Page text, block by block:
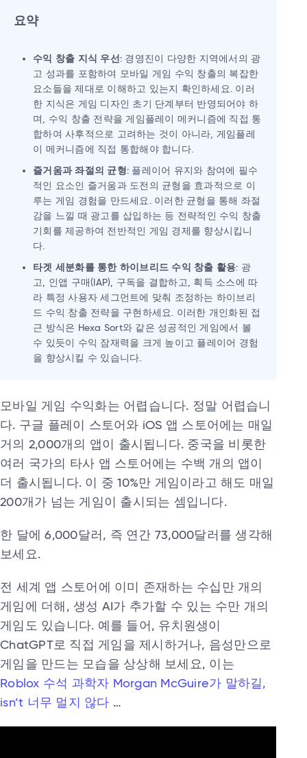
요약
수익 창출 지식 우선: 경영진이 다양한 지역에서의 광
고 성과를 포함하여 모바일 게임 수익 창출의 복잡한
요소들을 제대로 이해하고 있는지 확인하세요. 이러
한 지식은 게임 디자인 초기 단계부터 반영되어야 하
며, 수익 창출 전략을 게임플레이 메커니즘에 직접 통
합하여 사후적으로 고려하는 것이 아니라, 게임플레
이 메커니즘에 직접 통합해야 합니다.
즐거움과 좌절의 균형: 플레이어 유지와 참여에 필수
적인 요소인 즐거움과 도전의 균형을 효과적으로 이
루는 게임 경험을 만드세요. 이러한 균형을 통해 좌절
감을 느낄 때 광고를 삽입하는 등 전략적인 수익 창출
기회를 제공하여 전반적인 게임 경제를 향상시킵니
다.
타겟 세분화를 통한 하이브리드 수익 창출 활용: 광
고, 인앱 구매(IAP), 구독을 결합하고, 획득 소스에 따
라 특정 사용자 세그먼트에 맞춰 조정하는 하이브리
드 수익 창출 전략을 구현하세요. 이러한 개인화된 접
근 방식은 Hexa Sort와 같은 성공적인 게임에서 볼
수 있듯이 수익 잠재력을 크게 높이고 플레이어 경험
을 향상시킬 수 있습니다.
모바일 게임 수익화는 어렵습니다. 정말 어렵습니
다. 구글 플레이 스토어와 iOS 앱 스토어에는 매일
거의 2,000개의 앱이 출시됩니다. 중국을 비롯한
여러 국가의 타사 앱 스토어에는 수백 개의 앱이
더 출시됩니다. 이 중 10%만 게임이라고 해도 매일
200개가 넘는 게임이 출시되는 셈입니다.
한 달에 6,000달러, 즉 연간 73,000달러를 생각해
보세요.
전 세계 앱 스토어에 이미 존재하는 수십만 개의
게임에 더해, 생성 AI가 추가할 수 있는 수만 개의
게임도 있습니다. 예를 들어, 유치원생이
ChatGPT로 직접 게임을 제시하거나, 음성만으로
게임을 만드는 모습을 상상해 보세요, 이는
Roblox 수석 과학자 Morgan McGuire가 말하길,
isn’t 너무 멀지 않다 …